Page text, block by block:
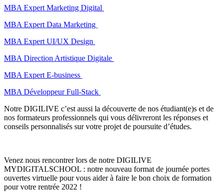
MBA Expert Marketing Digital
MBA Expert Data Marketing
MBA Expert UI/UX Design
MBA Direction Artistique Digitale
MBA Expert E-business
MBA Développeur Full-Stack
Notre DIGILIVE c’est aussi la découverte de nos étudiant(e)s et de
nos formateurs professionnels qui vous délivreront les réponses et
conseils personnalisés sur votre projet de poursuite d’études.
Venez nous rencontrer lors de notre DIGILIVE
MYDIGITALSCHOOL : notre nouveau format de journée portes
ouvertes virtuelle pour vous aider à faire le bon choix de formation
pour votre rentrée 2022 !